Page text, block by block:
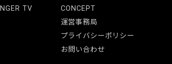
TV
CONCEPT
運営事務局
プライバシーポリシー
お問い合わせ